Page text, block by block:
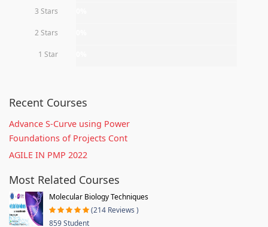
3 Stars
2 Stars
1 Star
Recent Courses
Advance S-Curve using Power
Foundations of Projects Cont
AGILE IN PMP 2022
Most Related Courses
Molecular Biology Techniques
(214 Reviews )
859 Student